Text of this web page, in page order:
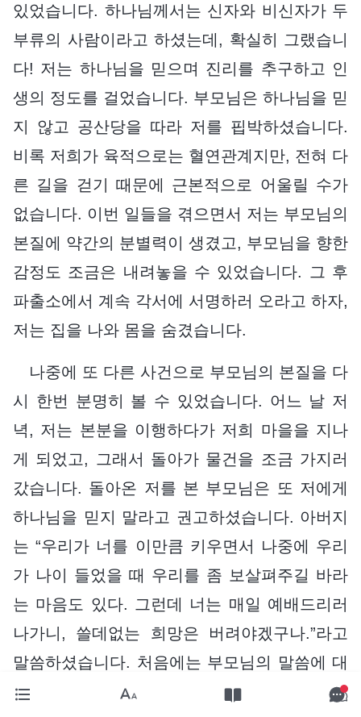
있었습니다. 하나님께서는 신자와 비신자가 두
부류의 사람이라고 하셨는데, 확실히 그랬습니
다! 저는 하나님을 믿으며 진리를 추구하고 인
생의 정도를 걸었습니다. 부모님은 하나님을 믿
지 않고 공산당을 따라 저를 핍박하셨습니다.
비록 저희가 육적으로는 혈연관계지만, 전혀 다
른 길을 걷기 때문에 근본적으로 어울릴 수가
없습니다. 이번 일들을 겪으면서 저는 부모님의
본질에 약간의 분별력이 생겼고, 부모님을 향한
감정도 조금은 내려놓을 수 있었습니다. 그 후
파출소에서 계속 각서에 서명하러 오라고 하자,
저는 집을 나와 몸을 숨겼습니다.
나중에 또 다른 사건으로 부모님의 본질을 다
시 한번 분명히 볼 수 있었습니다. 어느 날 저
녁, 저는 본분을 이행하다가 저희 마을을 지나
게 되었고, 그래서 돌아가 물건을 조금 가지러
갔습니다. 돌아온 저를 본 부모님은 또 저에게
하나님을 믿지 말라고 권고하셨습니다. 아버지
는 “우리가 너를 이만큼 키우면서 나중에 우리
가 나이 들었을 때 우리를 좀 보살펴주길 바라
는 마음도 있다. 그런데 너는 매일 예배드리러
나가니, 쓸데없는 희망은 버려야겠구나.”라고
말씀하셨습니다. 처음에는 부모님의 말씀에 대
꾸하지 않았습니다. 그런데 아버지가 갑자기 자